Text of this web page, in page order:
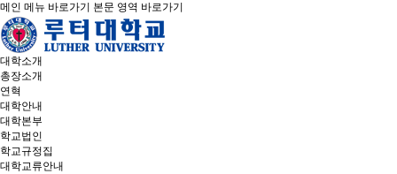
메인 메뉴 바로가기 본문 영역 바로가기
대학소개
총장소개
연혁
대학안내
대학본부
학교법인
학교규정집
대학교류안내